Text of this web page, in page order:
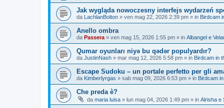
Jak wygląda nowoczesny interfejs wydarzeń
da LachlanBolton » ven mag 22, 2026 2:39 pm » in Birdcam
Anello ombra
da Passera » ven mag 15, 2026 1:55 pm » in Albangel e
Qumar oyunları niyə bu qədər populyardır?
da JustinNash » mar mag 12, 2026 5:58 pm » in Birdcam in
Escape Sudoku – un portale perfetto per gli
da Kimberlyrgas » sab mag 09, 2026 6:53 pm » in Birdcam
Che preda è?
da maria luisa » lun mag 04, 2026 1:49 pm » in Alrisha e